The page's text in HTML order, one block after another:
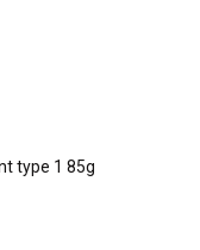
type 1 85g